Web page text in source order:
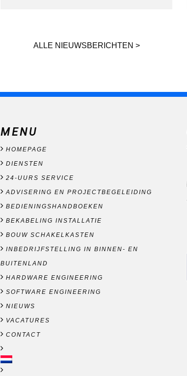
ALLE NIEUWSBERICHTEN >
MENU
HOMEPAGE
DIENSTEN
24-UURS SERVICE
ADVISERING EN PROJECTBEGELEIDING
BEDIENINGSHANDBOEKEN
BEKABELING INSTALLATIE
BOUW SCHAKELKASTEN
INBEDRIJFSTELLING IN BINNEN- EN
BUITENLAND
HARDWARE ENGINEERING
SOFTWARE ENGINEERING
NIEUWS
VACATURES
CONTACT